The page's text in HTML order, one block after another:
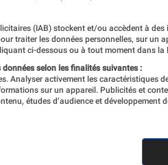
(IAB) stockent et/ou accèdent à des
traiter les données personnelles, sur un
ci-dessous ou à tout moment dans la
selon les finalités suivantes :
Analyser activement les caractéristiques
sur un appareil. Publicités et
études d’audience et développement